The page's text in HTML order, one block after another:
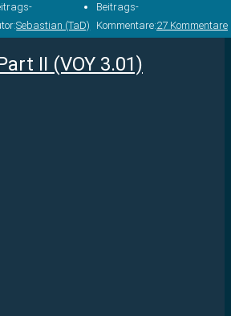
Sebastian (TaD)
Beitrags-
Kommentare:27 Kommentare
II (VOY 3.01)